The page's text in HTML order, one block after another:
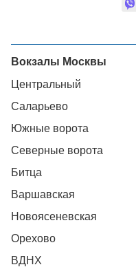
Вокзалы Москвы
Центральный
Саларьево
Южные ворота
Северные ворота
Битца
Варшавская
Новоясеневская
Орехово
ВДНХ